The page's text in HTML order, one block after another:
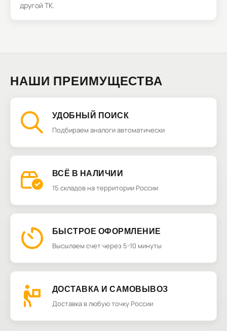
другой ТК.
НАШИ ПРЕИМУЩЕСТВА
УДОБНЫЙ ПОИСК
Подбираем аналоги автоматически
ВСЁ В НАЛИЧИИ
15 складов на территории России
БЫСТРОЕ ОФОРМЛЕНИЕ
Высылаем счет через 5-10 минуты
ДОСТАВКА И САМОВЫВОЗ
Доставка в любую точку России